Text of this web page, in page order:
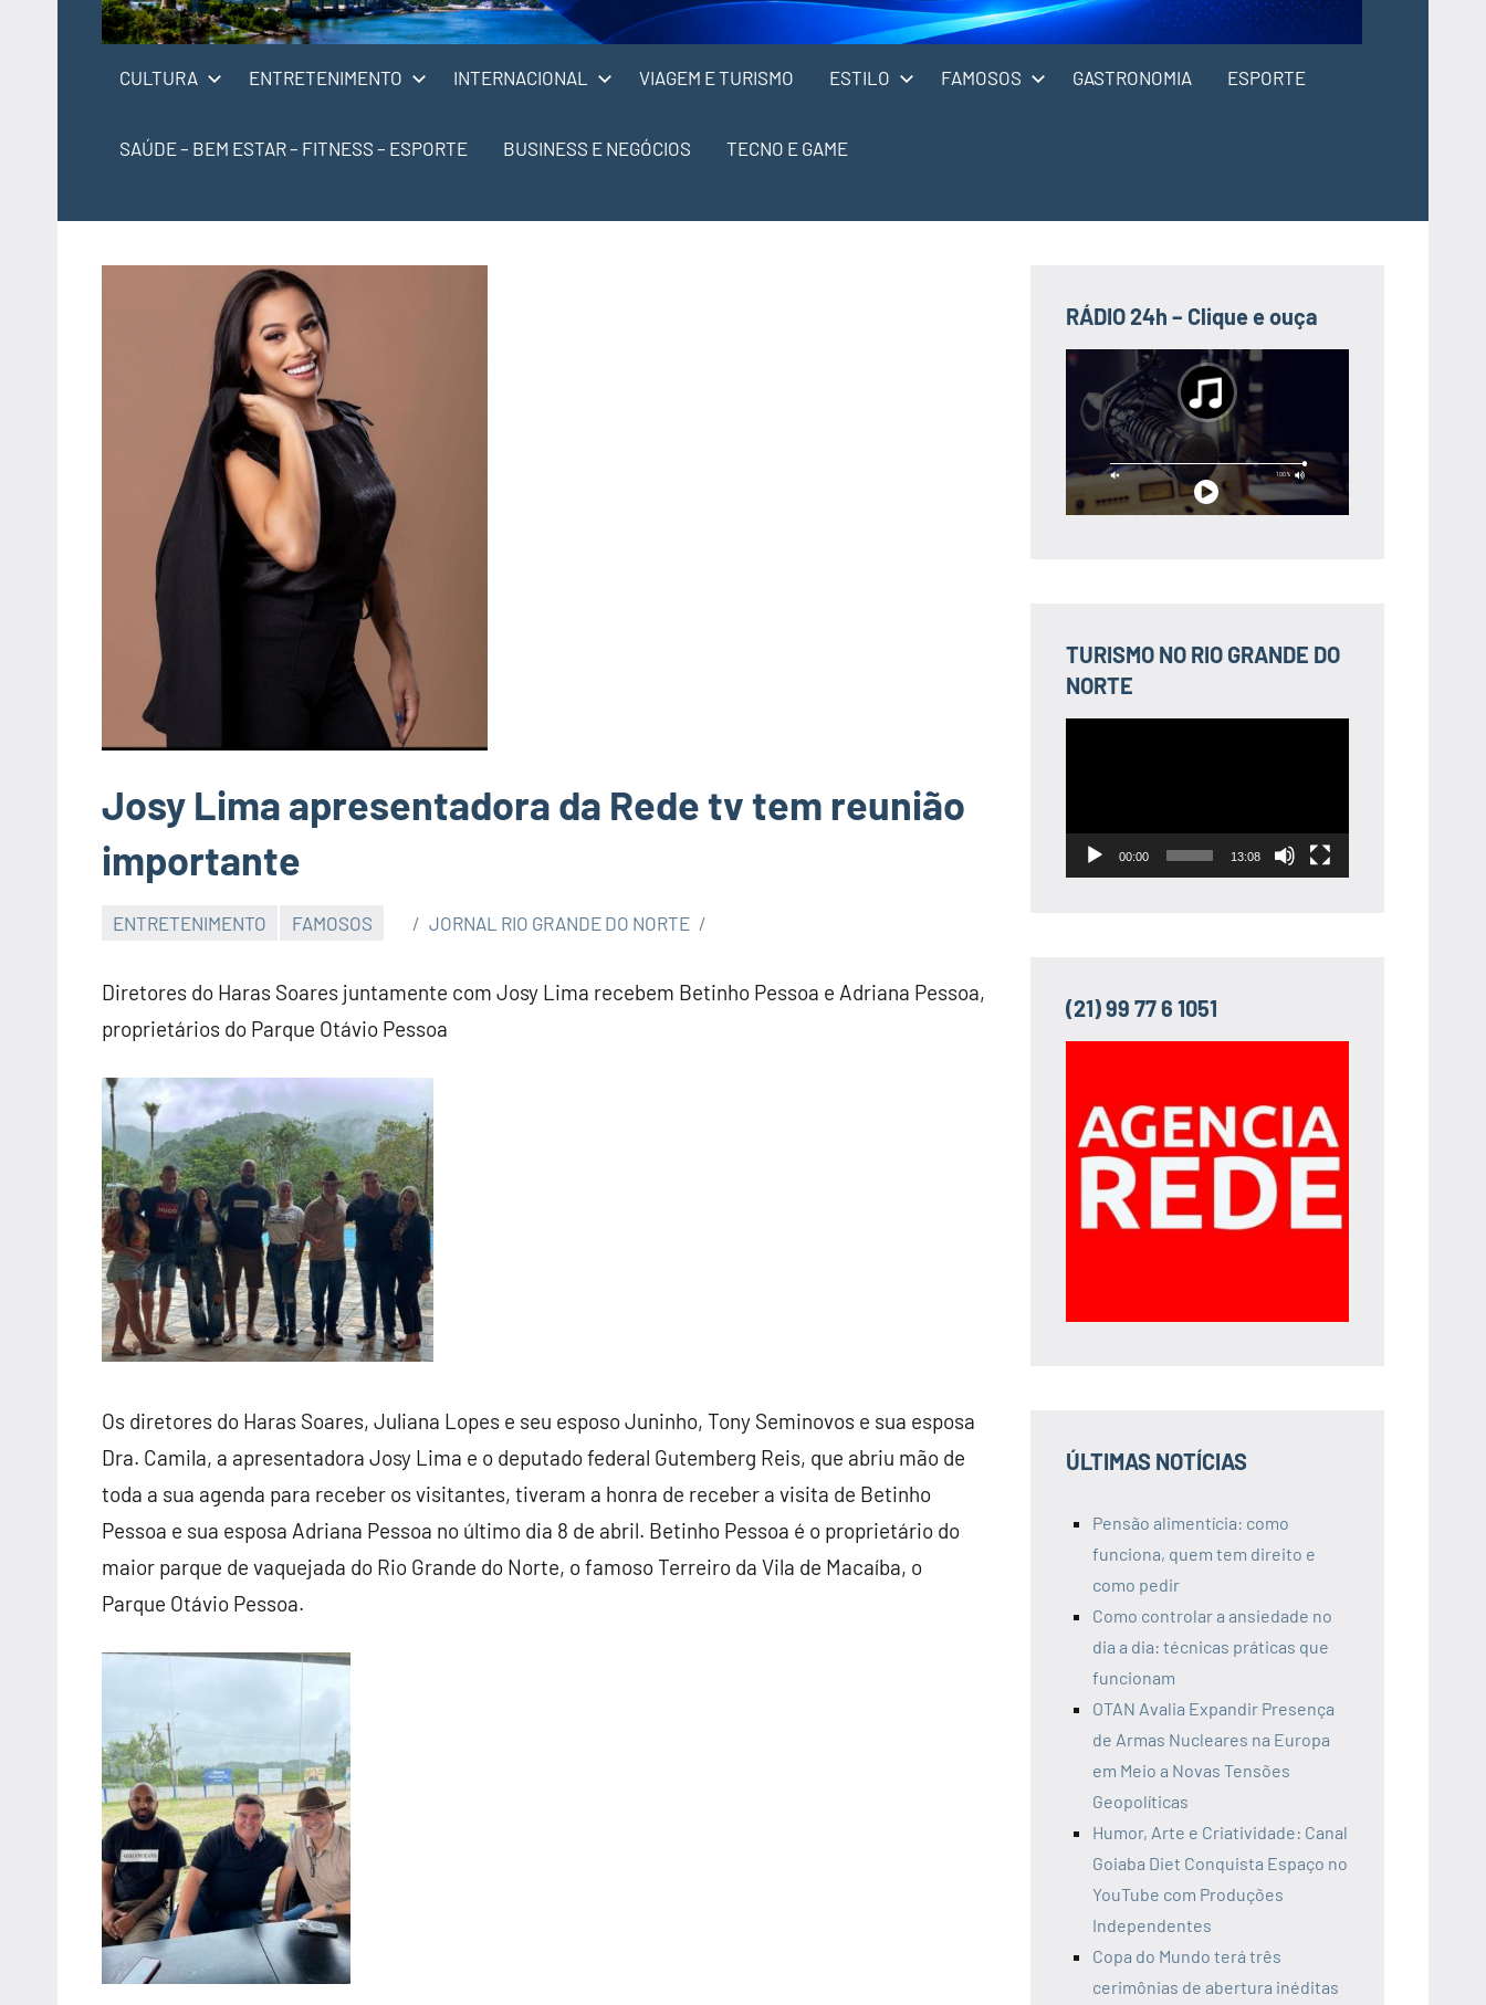
CULTURA ENTRETENIMENTO INTERNACIONAL VIAGEM E TURISMO ESTILO FAMOSOS GASTRONOMIA ESPORTE
SAÚDE – BEM ESTAR – FITNESS – ESPORTE BUSINESS E NEGÓCIOS TECNO E GAME
Josy Lima apresentadora da Rede tv tem reunião
importante
ENTRETENIMENTO FAMOSOS JORNAL RIO GRANDE DO NORTE
Diretores do Haras Soares juntamente com Josy Lima recebem Betinho Pessoa e Adriana Pessoa,
proprietários do Parque Otávio Pessoa
Os diretores do Haras Soares, Juliana Lopes e seu esposo Juninho, Tony Seminovos e sua esposa
Dra. Camila, a apresentadora Josy Lima e o deputado federal Gutemberg Reis, que abriu mão de
toda a sua agenda para receber os visitantes, tiveram a honra de receber a visita de Betinho
Pessoa e sua esposa Adriana Pessoa no último dia 8 de abril. Betinho Pessoa é o proprietário do
maior parque de vaquejada do Rio Grande do Norte, o famoso Terreiro da Vila de Macaíba, o
Parque Otávio Pessoa.
RÁDIO 24h – Clique e ouça
TURISMO NO RIO GRANDE DO
NORTE
00:00 13:08
(21) 99 77 6 1051
ÚLTIMAS NOTÍCIAS
Pensão alimentícia: como
funciona, quem tem direito e
como pedir
Como controlar a ansiedade no
dia a dia: técnicas práticas que
funcionam
OTAN Avalia Expandir Presença
de Armas Nucleares na Europa
em Meio a Novas Tensões
Geopolíticas
Humor, Arte e Criatividade: Canal
Goiaba Diet Conquista Espaço no
YouTube com Produções
Independentes
Copa do Mundo terá três
cerimônias de abertura inéditas